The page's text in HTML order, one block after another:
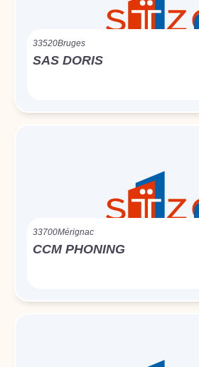
33520Bruges
SAS DORIS
33700Mérignac
CCM PHONING